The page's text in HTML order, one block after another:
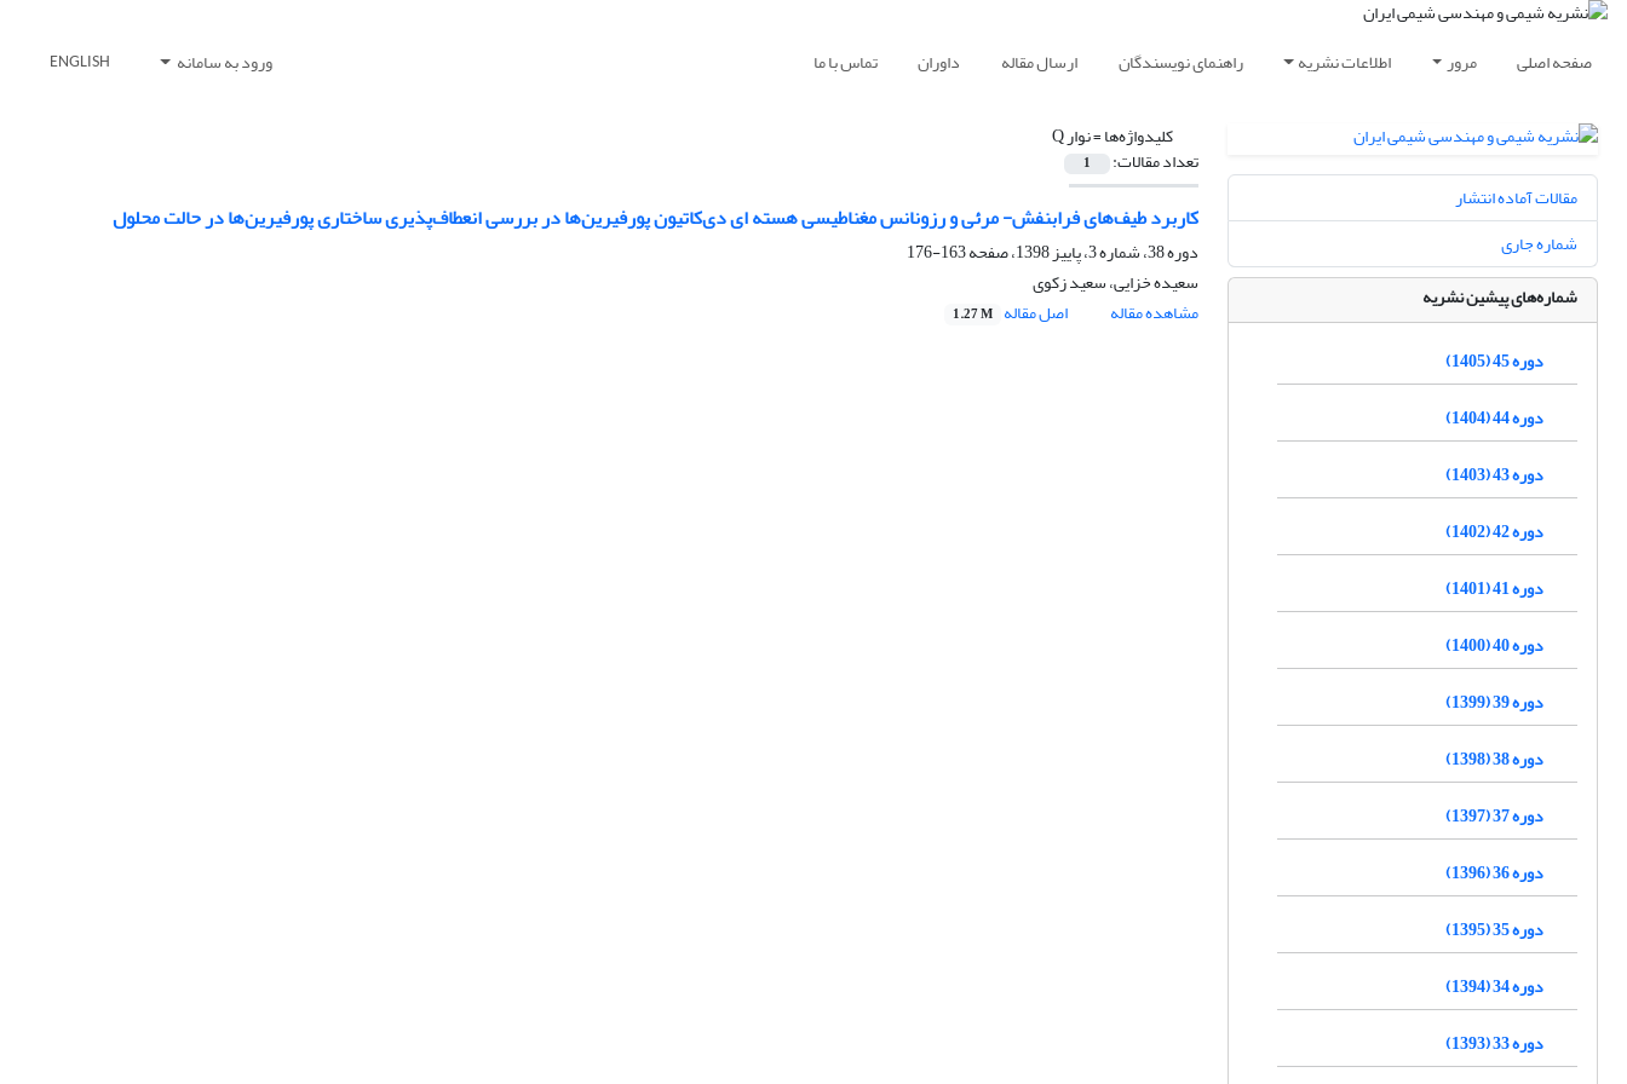
صفحه اصلی مرور اطلاعات نشریه راهنمای نویسندگان ارسال مقاله داوران تماس با ما ورود به سامانه ENGLISH
کلیدواژه‌ها =نوار Q
تعداد مقالات: 1
کاربرد طیف‌های فرابنفش- مرئی و رزونانس مغناطیسی هسته ای دی‌کاتیون پورفیرین‌ها در بررسی انعطاف‌پذیری ساختاری پورفیرین‌ها در حالت محلول
دوره 38، شماره 3، پاییز 1398، صفحه
163-176
سعیده خزایی، سعید زکوی
مشاهده مقاله
اصل مقاله 1.27 M
مقالات آماده انتشار
شماره جاری
شماره‌های پیشین نشریه
دوره 45 (1405)
دوره 44 (1404)
دوره 43 (1403)
دوره 42 (1402)
دوره 41 (1401)
دوره 40 (1400)
دوره 39 (1399)
دوره 38 (1398)
دوره 37 (1397)
دوره 36 (1396)
دوره 35 (1395)
دوره 34 (1394)
دوره 33 (1393)